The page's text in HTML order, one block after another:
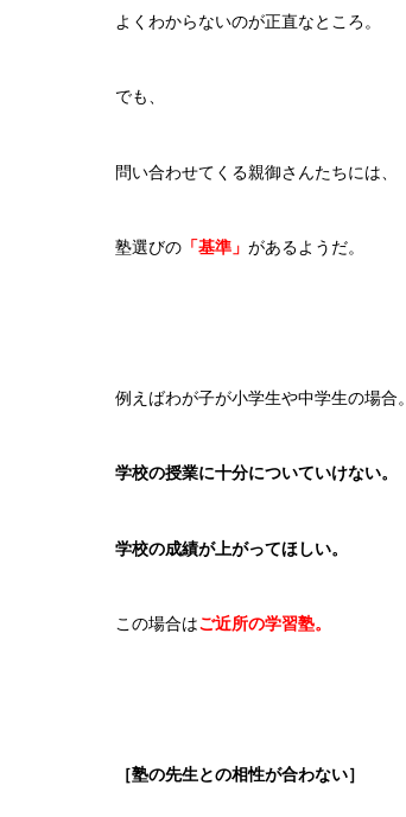
よくわからないのが正直なところ。
でも、
問い合わせてくる親御さんたちには、
塾選びの 「基準」 があるようだ。
例えばわが子が小学生や中学生の場合。
学校の授業に十分についていけない。
学校の成績が上がってほしい。
この場合はご近所の学習塾。
［塾の先生との相性が合わない］